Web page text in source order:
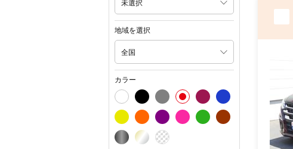
未選択
地域を選択
全国
カラー